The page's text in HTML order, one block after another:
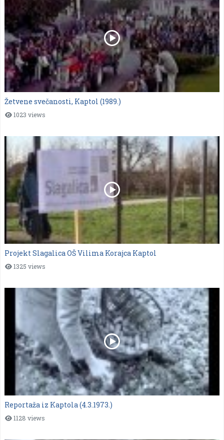
Žetvene svečanosti, Kaptol (1989.)
1023 views
Projekt Slagalica OŠ Vilima Korajca Kaptol
1325 views
Reportaža iz Kaptola (4.3.1973.)
1128 views